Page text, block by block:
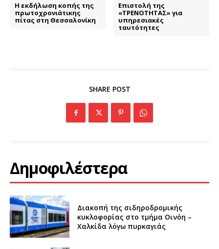
Η εκδήλωση κοπής της
πρωτοχρονιάτικης
πίτας στη Θεσσαλονίκη
Επιστολή της
«ΤΡΕΝΟΤΗΤΑΣ» για
υπηρεσιακές
ταυτότητες
SHARE POST
Δημοφιλέστερα
Διακοπή της σιδηροδρομικής
κυκλοφορίας στο τμήμα Οινόη –
Χαλκίδα λόγω πυρκαγιάς